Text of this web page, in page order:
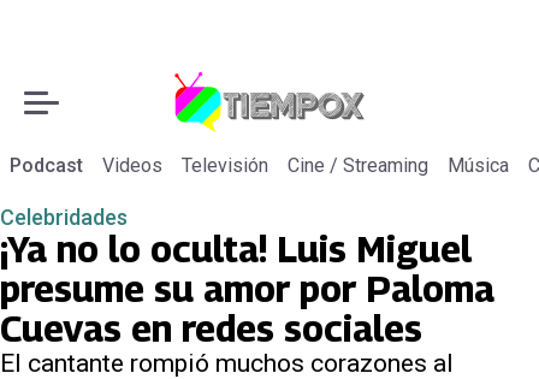
Podcast Videos Televisión Cine / Streaming Música
Celebridades
¡Ya no lo oculta! Luis Miguel
presume su amor por Paloma
Cuevas en redes sociales
El cantante rompió muchos corazones al